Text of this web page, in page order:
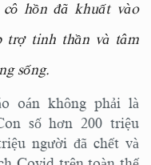
hồn đã khuất vào
trợ tinh thần và tâm
sống.
oán không phải là
số hơn 200 triệu
người đã chết và